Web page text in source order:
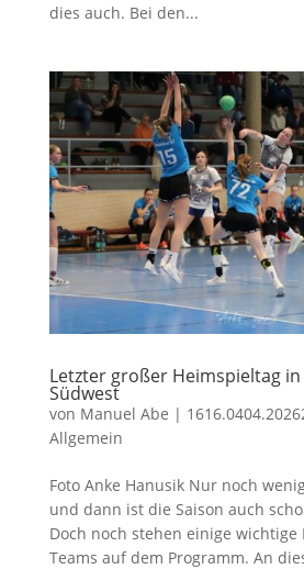
dies auch. Bei den...
Letzter großer Heimspieltag
Südwest
von Manuel Abe |
Allgemein
Foto Anke Hanusik Nur noch
und dann ist die Saison auch
Doch noch stehen einige
Teams auf dem Programm. An